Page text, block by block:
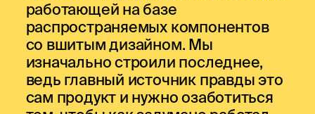
работающей на базе
распространяемых компонентов
со вшитым дизайном. Мы
изначально строили последнее,
ведь главный источник правды это
сам продукт и нужно озаботиться